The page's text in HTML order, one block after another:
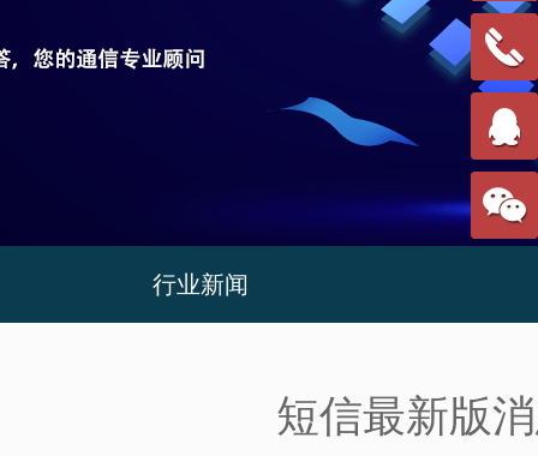
行业新闻
短信最新版